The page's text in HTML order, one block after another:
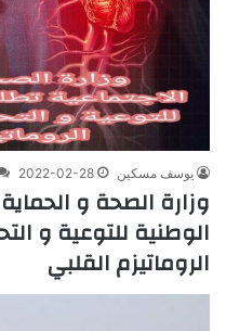
يوسف مسكين 2022-02-28
وزارة الصحة و
الوطنية للتوعية و
الروماتيزم القلبي